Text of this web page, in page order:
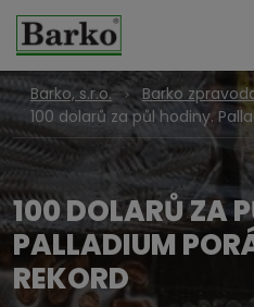
Barko, s.r.o.
Barko
100 dolarů za půl hodiny.
100 DOLARŮ ZA
PALLADIUM
REKORD